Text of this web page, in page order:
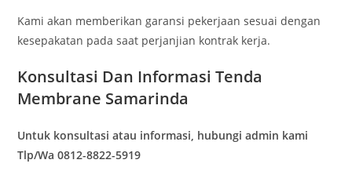
Kami akan memberikan garansi pekerjaan sesuai dengan
kesepakatan pada saat perjanjian kontrak kerja.
Konsultasi Dan Informasi Tenda
Membrane Samarinda
Untuk konsultasi atau informasi, hubungi admin kami
Tlp/Wa 0812-8822-5919